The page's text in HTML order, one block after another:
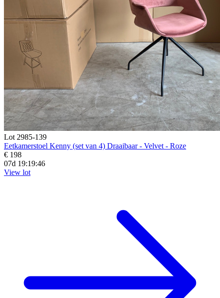
Lot 2985-139
Eetkamerstoel Kenny (set van 4) Draaibaar - Velvet - Roze
€ 198
07d 19:19:44
View lot